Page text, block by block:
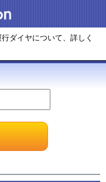
ダイヤについて、詳しく